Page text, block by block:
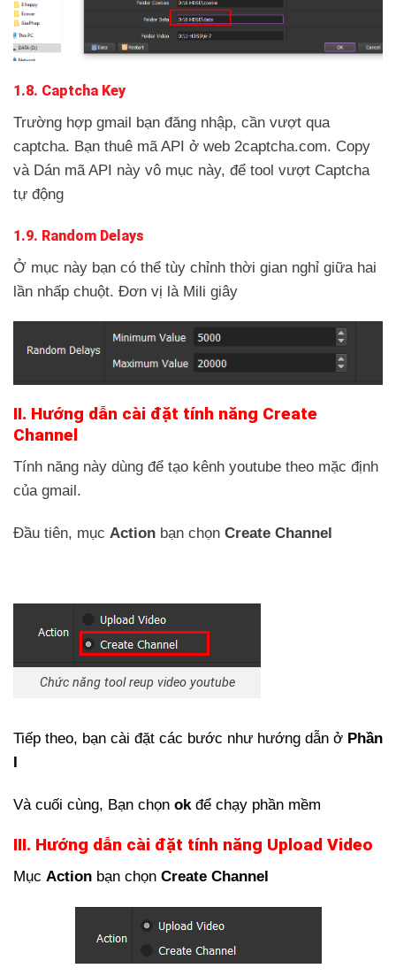
1.8. Captcha Key
Trường hợp gmail bạn đăng nhập, cần vượt qua
captcha. Bạn thuê mã API ở web 2captcha.com. Copy
và Dán mã API này vô mục này, để tool vượt Captcha
tự động
1.9. Random Delays
Ở mục này bạn có thể tùy chỉnh thời gian nghỉ giữa hai
lần nhấp chuột. Đơn vị là Mili giây
II. Hướng dẫn cài đặt tính năng Create
Channel
Tính năng này dùng để tạo kênh youtube theo mặc định
của gmail.
Đầu tiên, mục Action bạn chọn Create Channel
Chức năng tool reup video youtube
Tiếp theo, bạn cài đặt các bước như hướng dẫn ở Phần
I
Và cuối cùng, Bạn chọn ok để chạy phần mềm
III. Hướng dẫn cài đặt tính năng Upload Video
Mục Action bạn chọn Create Channel